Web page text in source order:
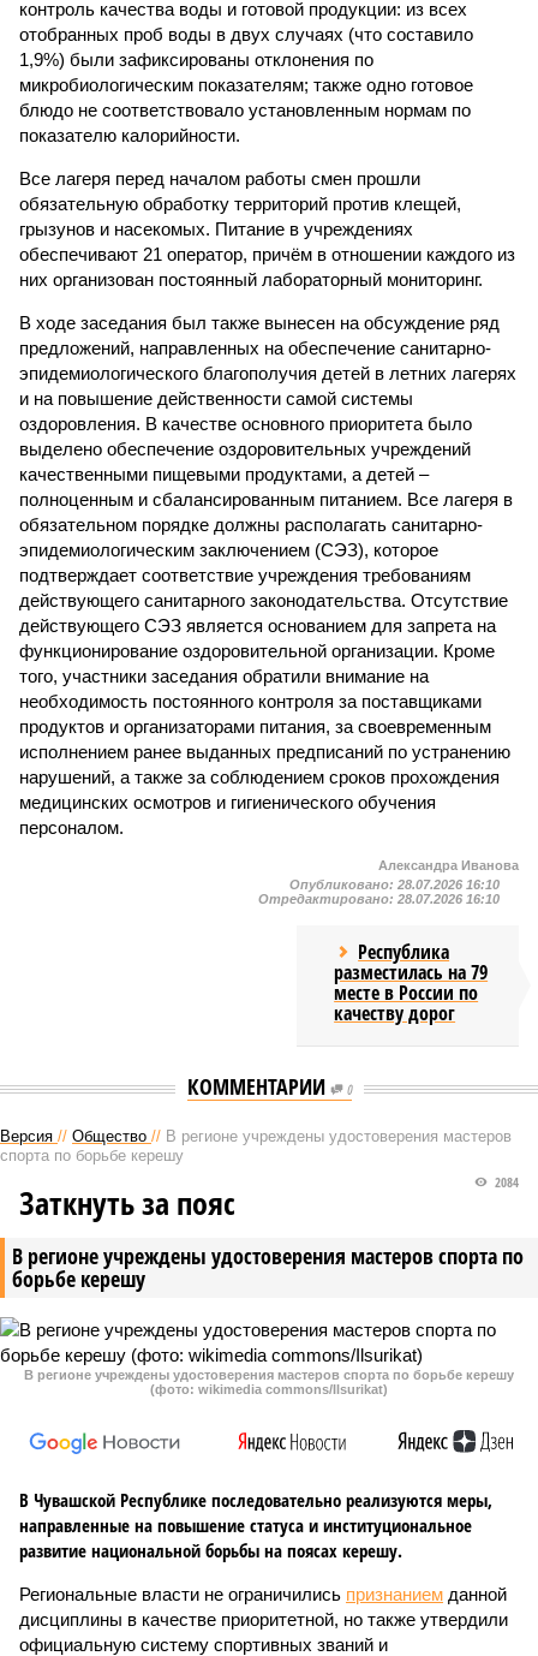
контроль качества воды и готовой продукции: из всех
отобранных проб воды в двух случаях (что составило
1,9%) были зафиксированы отклонения по
микробиологическим показателям; также одно готовое
блюдо не соответствовало установленным нормам по
показателю калорийности.
Все лагеря перед началом работы смен прошли
обязательную обработку территорий против клещей,
грызунов и насекомых. Питание в учреждениях
обеспечивают 21 оператор, причём в отношении каждого из
них организован постоянный лабораторный мониторинг.
В ходе заседания был также вынесен на обсуждение ряд
предложений, направленных на обеспечение санитарно-
эпидемиологического благополучия детей в летних лагерях
и на повышение действенности самой системы
оздоровления. В качестве основного приоритета было
выделено обеспечение оздоровительных учреждений
качественными пищевыми продуктами, а детей –
полноценным и сбалансированным питанием. Все лагеря в
обязательном порядке должны располагать санитарно-
эпидемиологическим заключением (СЭЗ), которое
подтверждает соответствие учреждения требованиям
действующего санитарного законодательства. Отсутствие
действующего СЭЗ является основанием для запрета на
функционирование оздоровительной организации. Кроме
того, участники заседания обратили внимание на
необходимость постоянного контроля за поставщиками
продуктов и организаторами питания, за своевременным
исполнением ранее выданных предписаний по устранению
нарушений, а также за соблюдением сроков прохождения
медицинских осмотров и гигиенического обучения
персоналом.
Александра Иванова
Опубликовано: 28.07.2026 16:10
Отредактировано: 28.07.2026 16:10
Республика
разместилась на 79
месте в России по
качеству дорог
КОММЕНТАРИИ 0
Версия // Общество // В регионе учреждены удостоверения мастеров
спорта по борьбе керешу
В регионе учреждены удостоверения мастеров спорта по
борьбе керешу
2084
Заткнуть за пояс
В регионе учреждены удостоверения мастеров спорта по борьбе керешу
(фото: wikimedia commons/Ilsurikat)
В Чувашской Республике последовательно реализуются меры,
направленные на повышение статуса и институциональное
развитие национальной борьбы на поясах керешу.
Региональные власти не ограничились признанием данной
дисциплины в качестве приоритетной, но также утвердили
официальную систему спортивных званий и